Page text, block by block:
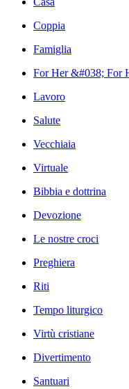
Coppia
Famiglia
For Her &#038; For
Lavoro
Salute
Vecchiaia
Virtuale
Bibbia e dottrina
Devozione
Le nostre croci
Preghiera
Riti
Tempo liturgico
Virtù cristiane
Divertimento
Santuari